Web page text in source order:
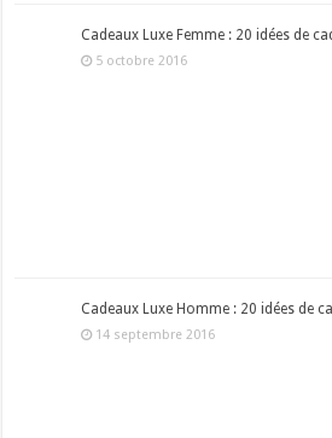
Cadeaux Luxe Femme : 20 idées de
5 octobre 2016
Cadeaux Luxe Homme : 20 idées de
14 septembre 2016